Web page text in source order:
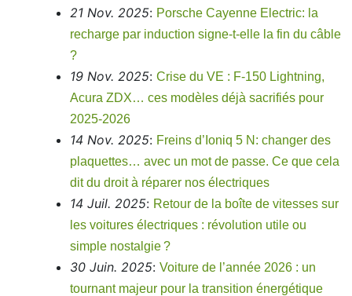
21 Nov. 2025: Porsche Cayenne Electric: la
recharge par induction signe-t-elle la fin du câble
?
19 Nov. 2025:Crise du VE : F‑150 Lightning,
Acura ZDX… ces modèles déjà sacrifiés pour
2025‑2026
14 Nov. 2025: Freins d’Ioniq 5 N: changer des
plaquettes… avec un mot de passe. Ce que cela
dit du droit à réparer nos électriques
14 Juil. 2025: Retour de la boîte de vitesses sur
les voitures électriques : révolution utile ou
simple nostalgie ?
30 Juin. 2025:Voiture de l’année 2026 : un
tournant majeur pour la transition énergétique